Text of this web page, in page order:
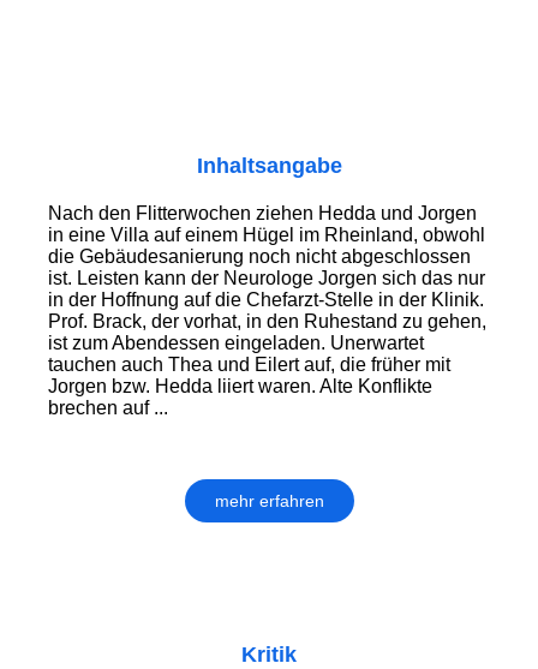
Inhaltsangabe
Nach den Flitterwochen ziehen Hedda und Jorgen
in eine Villa auf einem Hügel im Rheinland, obwohl
die Gebäude­sanierung noch nicht abgeschlossen
ist. Leisten kann der Neurologe Jorgen sich das nur
in der Hoffnung auf die Chefarzt-Stelle in der Klinik.
Prof. Brack, der vorhat, in den Ruhestand zu gehen,
ist zum Abendessen eingeladen. Unerwartet
tauchen auch Thea und Eilert auf, die früher mit
Jorgen bzw. Hedda liiert waren. Alte Konflikte
brechen auf ...
mehr erfahren
Kritik